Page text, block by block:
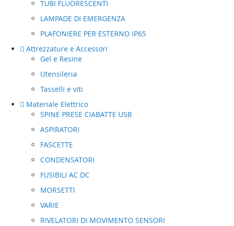
TUBI FLUORESCENTI
LAMPADE DI EMERGENZA
PLAFONIERE PER ESTERNO IP65
Attrezzature e Accessori
Gel e Resine
Utensileria
Tasselli e viti
Materiale Elettrico
SPINE PRESE CIABATTE USB
ASPIRATORI
FASCETTE
CONDENSATORI
FUSIBILI AC DC
MORSETTI
VARIE
RIVELATORI DI MOVIMENTO SENSORI